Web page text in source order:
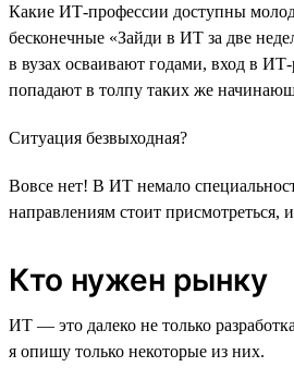
Какие ИТ-профессии доступны
бесконечные «Зайди в ИТ за две
в вузах осваивают годами, вход в
попадают в толпу таких же
Ситуация безвыходная?
Вовсе нет! В ИТ немало
направлениям стоит присмотреться,
Кто нужен рынку
ИТ — это далеко не только
я опишу только некоторые из них.